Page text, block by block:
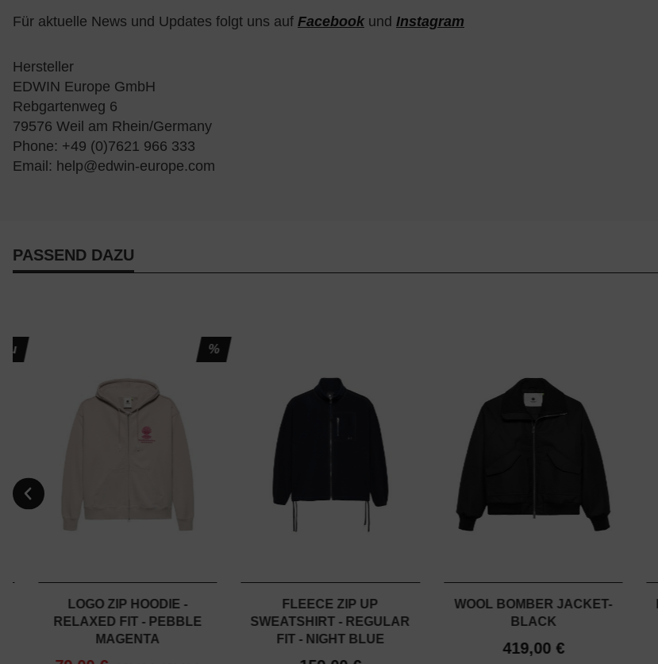
Für aktuelle News und Updates folgt uns auf Facebook und Instagram
Hersteller
EDWIN Europe GmbH
Rebgartenweg 6
79576 Weil am Rhein/Germany
Phone: +49 (0)7621 966 333
Email: help@edwin-europe.com
PASSEND DAZU
%
LOGO ZIP HOODIE -
RELAXED FIT - PEBBLE
MAGENTA
FLEECE ZIP UP
SWEATSHIRT - REGULAR
FIT - NIGHT BLUE
WOOL BOMBER JACKET-
BLACK
419,00 €